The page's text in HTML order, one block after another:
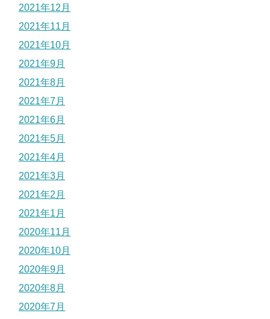
2021年12月
2021年11月
2021年10月
2021年9月
2021年8月
2021年7月
2021年6月
2021年5月
2021年4月
2021年3月
2021年2月
2021年1月
2020年11月
2020年10月
2020年9月
2020年8月
2020年7月